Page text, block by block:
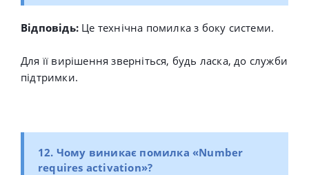
Відповідь: Це технічна помилка з боку системи.
Для її вирішення зверніться, будь ласка, до служби
підтримки.
12. Чому виникає помилка «Number
requires activation»?